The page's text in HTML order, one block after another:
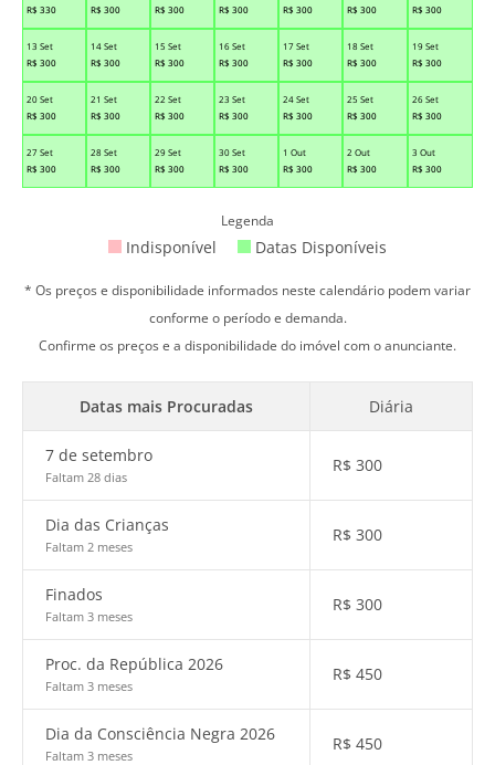
R$ 330
R$ 300
R$ 300
R$ 300
R$ 300
R$ 300
R$ 300
13 Set
R$ 300
14 Set
R$ 300
15 Set
R$ 300
16 Set
R$ 300
17 Set
R$ 300
18 Set
R$ 300
19 Set
R$ 300
20 Set
R$ 300
21 Set
R$ 300
22 Set
R$ 300
23 Set
R$ 300
24 Set
R$ 300
25 Set
R$ 300
26 Set
R$ 300
27 Set
R$ 300
28 Set
R$ 300
29 Set
R$ 300
30 Set
R$ 300
1 Out
R$ 300
2 Out
R$ 300
3 Out
R$ 300
Legenda
Indisponível Datas Disponíveis
* Os preços e disponibilidade informados neste calendário podem variar
conforme o período e demanda.
Confirme os preços e a disponibilidade do imóvel com o anunciante.
Datas mais Procuradas Diária
7 de setembro
Faltam 28 dias
R$ 300
Dia das Crianças
Faltam 2 meses
R$ 300
Finados
Faltam 3 meses
R$ 300
Proc. da República 2026
Faltam 3 meses
R$ 450
Dia da Consciência Negra 2026
Faltam 3 meses
R$ 450